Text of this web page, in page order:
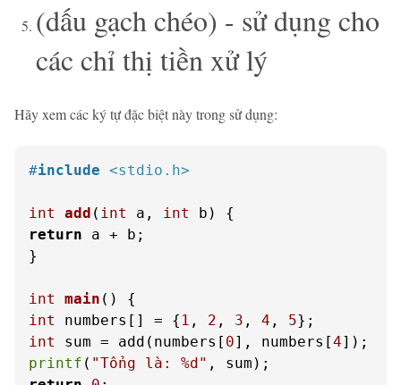
(dấu gạch chéo) - sử dụng cho
các chỉ thị tiền xử lý
Hãy xem các ký tự đặc biệt này trong sử dụng:
#include <stdio.h>
int add ( int a, int b)
return a + b;
}
int main ()
int
numbers[] = { 1 , 2 , 3 , 4 , 5
int
sum = add(numbers[ 0], numbers[4
printf ( "Tổng là: %d"